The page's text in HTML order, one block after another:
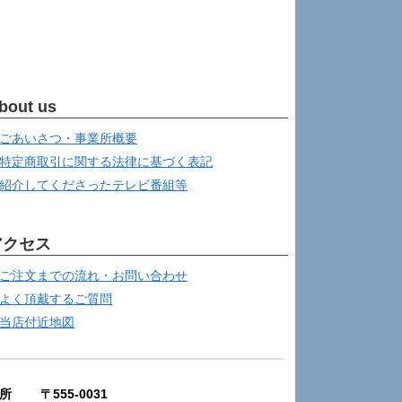
us
ごあいさつ・事業所概要
特定商取引に関する法律に基づく表記
紹介してくださったテレビ番組等
セス
ご注文までの流れ・お問い合わせ
よく頂戴するご質問
当店付近地図
所 〒555-0031